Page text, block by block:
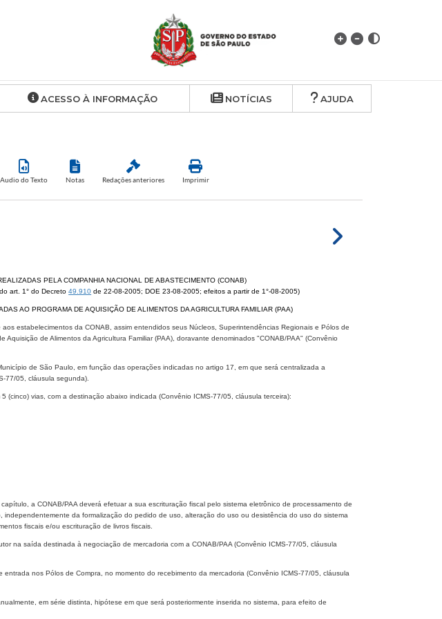
ACESSO À INFORMAÇÃO NOTÍCIAS AJUDA
Audio do Texto Notas Redações anteriores Imprimir
PELA COMPANHIA NACIONAL DE ABASTECIMENTO (CONAB)
art. 1° do Decreto49.910 de 22-08-2005; DOE 23-08-2005; efeitos a partir de 1°-08-2005)
AO PROGRAMA DE AQUISIÇÃO DE ALIMENTOS DA AGRICULTURA FAMILIAR (PAA)
estabelecimentos da CONAB, assim entendidos seus Núcleos, Superintendências Regionais e Pólos de
de Alimentos da Agricultura Familiar (PAA), doravante denominados "CONAB/PAA" (Convênio
de São Paulo, em função das operações indicadas no artigo 17, em que será centralizada a
77/05, cláusula segunda).
(cinco) vias, com a destinação abaixo indicada (Convênio ICMS-77/05, cláusula terceira):
a CONAB/PAA deverá efetuar a sua escrituração fiscal pelo sistema eletrônico de processamento de
da formalização do pedido de uso, alteração do uso ou desistência do uso do sistema
fiscais e/ou escrituração de livros fiscais.
na saída destinada à negociação de mercadoria com a CONAB/PAA (Convênio ICMS-77/05, cláusula
entrada nos Pólos de Compra, no momento do recebimento da mercadoria (Convênio ICMS-77/05, cláusula
em série distinta, hipótese em que será posteriormente inserida no sistema, para efeito de